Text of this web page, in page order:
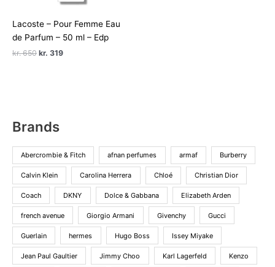
Lacoste – Pour Femme Eau
de Parfum – 50 ml – Edp
kr.650 Den
kr. 319Den
Brands
Abercrombie & Fitch afnan perfumes armaf Burberry
Calvin Klein Carolina Herrera Chloé Christian Dior
Coach DKNY Dolce & Gabbana Elizabeth Arden
french avenue Giorgio Armani Givenchy Gucci
Guerlain hermes Hugo Boss Issey Miyake
Jean Paul Gaultier Jimmy Choo Karl Lagerfeld Kenzo